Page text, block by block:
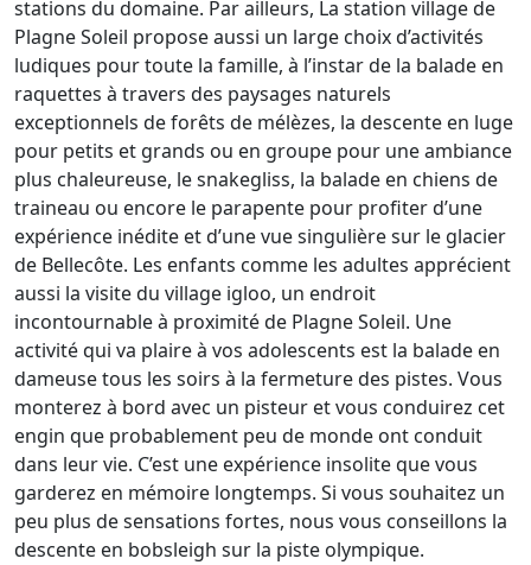
stations du domaine. Par ailleurs, La station village de
Plagne Soleil propose aussi un large choix d’activités
ludiques pour toute la famille, à l’instar de la balade en
raquettes à travers des paysages naturels
exceptionnels de forêts de mélèzes, la descente en luge
pour petits et grands ou en groupe pour une ambiance
plus chaleureuse, le snakegliss, la balade en chiens de
traineau ou encore le parapente pour profiter d’une
expérience inédite et d’une vue singulière sur le glacier
de Bellecôte. Les enfants comme les adultes apprécient
aussi la visite du village igloo, un endroit
incontournable à proximité de Plagne Soleil. Une
activité qui va plaire à vos adolescents est la balade en
dameuse tous les soirs à la fermeture des pistes. Vous
monterez à bord avec un pisteur et vous conduirez cet
engin que probablement peu de monde ont conduit
dans leur vie. C’est une expérience insolite que vous
garderez en mémoire longtemps. Si vous souhaitez un
peu plus de sensations fortes, nous vous conseillons la
descente en bobsleigh sur la piste olympique.